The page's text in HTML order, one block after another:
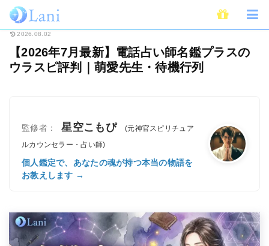
ホーム 電話占い 【2026年7月最新】電話占い師名鑑プラスのウラスピ評
2026.08.02
【2026年7月最新】電話占い師名鑑プラスの
ウラスピ評判｜萌愛先生・待機行列
監修者： 星空こもぴ
(元神官スピリチュア
ルカウンセラー・占い師)
個人鑑定で、あなたの魂が持つ本当の物語を
お教えします →